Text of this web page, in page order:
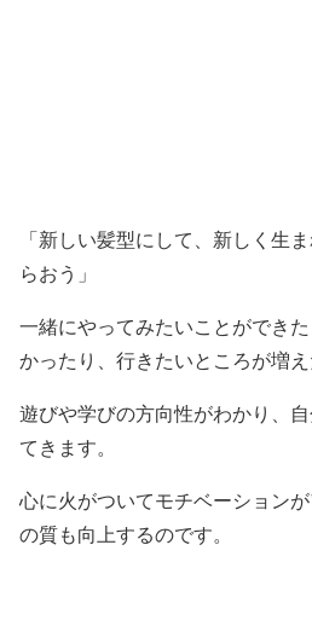
「新しい髪型にして、新しく生
らおう」
一緒にやってみたいことができ
かったり、行きたいところが増え
遊びや学びの方向性がわかり、
てきます。
心に火がついてモチベーション
の質も向上するのです。